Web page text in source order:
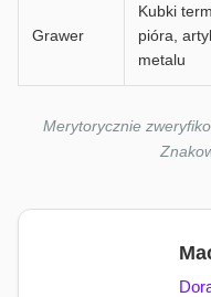
Grawer
Kubki
pióra,
metalu
Merytorycznie